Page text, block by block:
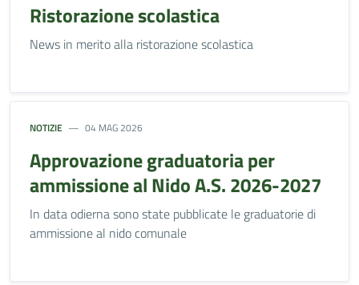
Ristorazione scolastica
News in merito alla ristorazione scolastica
NOTIZIE 04 MAG 2026
Approvazione graduatoria per
ammissione al Nido A.S. 2026-2027
In data odierna sono state pubblicate le graduatorie di
ammissione al nido comunale